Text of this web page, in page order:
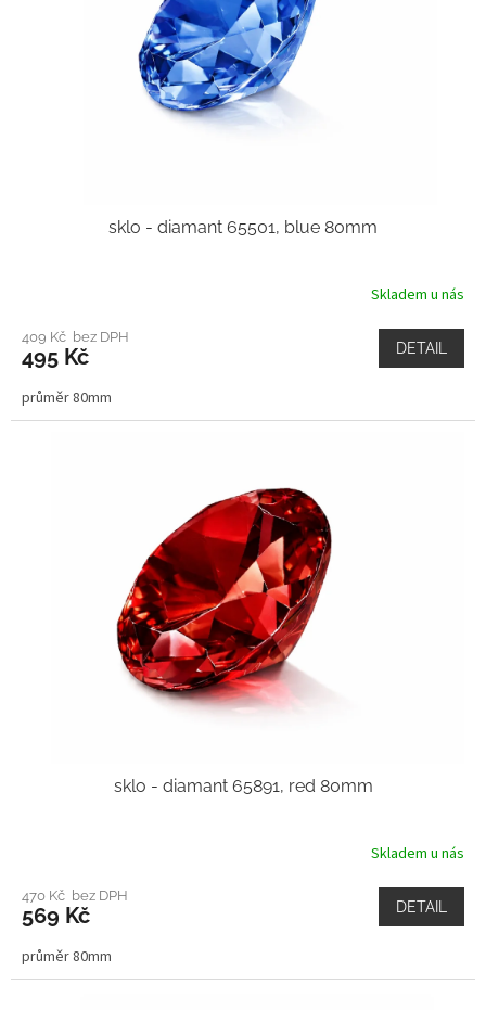
sklo - diamant 65501, blue 80mm
Skladem u nás
409 Kč bez DPH
495 Kč DETAIL
průměr 80mm
sklo - diamant 65891, red 80mm
Skladem u nás
470 Kč bez DPH
569 Kč DETAIL
průměr 80mm